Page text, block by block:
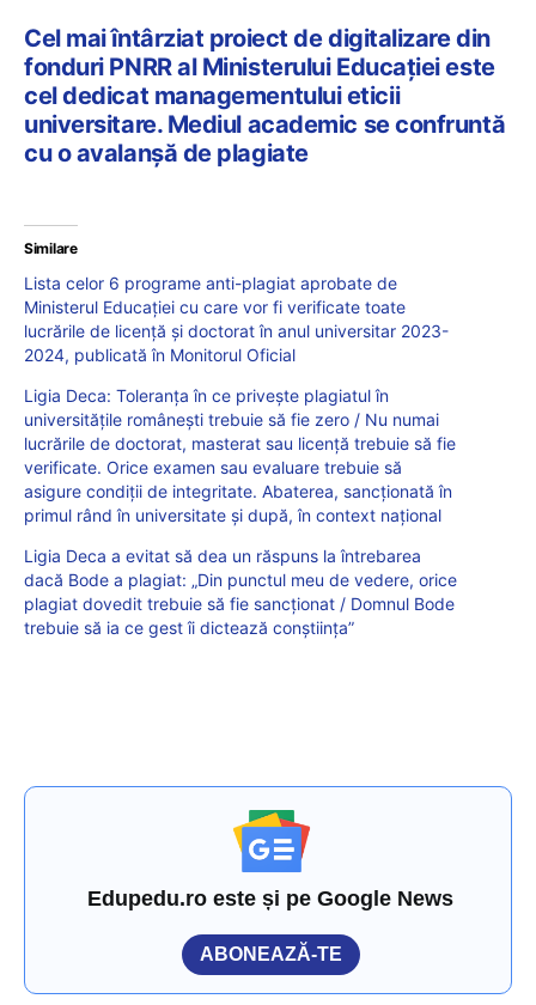
Cel mai întârziat proiect de digitalizare din
fonduri PNRR al Ministerului Educației este
cel dedicat managementului eticii
universitare. Mediul academic se confruntă
cu o avalanșă de plagiate
Similare
Lista celor 6 programe anti-plagiat aprobate de
Ministerul Educației cu care vor fi verificate toate
lucrările de licență și doctorat în anul universitar 2023-
2024, publicată în Monitorul Oficial
Ligia Deca: Toleranța în ce privește plagiatul în
universitățile românești trebuie să fie zero / Nu numai
lucrările de doctorat, masterat sau licență trebuie să fie
verificate. Orice examen sau evaluare trebuie să
asigure condiții de integritate. Abaterea, sancționată în
primul rând în universitate și după, în context național
Ligia Deca a evitat să dea un răspuns la întrebarea
dacă Bode a plagiat: „Din punctul meu de vedere, orice
plagiat dovedit trebuie să fie sancționat / Domnul Bode
trebuie să ia ce gest îi dictează conștiința”
Edupedu.ro este și pe Google News
ABONEAZĂ-TE